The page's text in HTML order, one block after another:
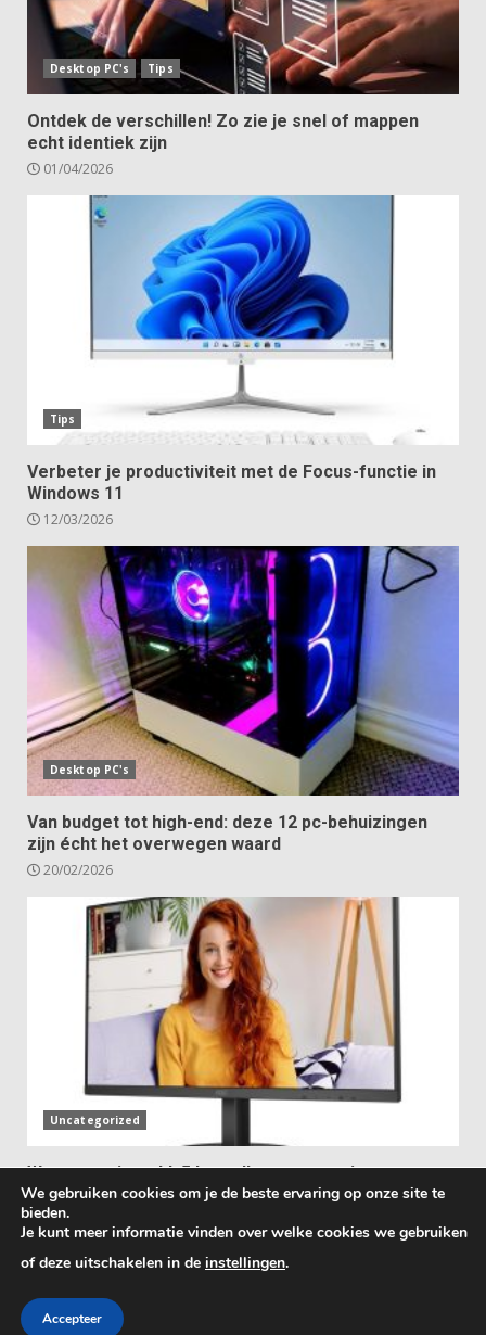
Desktop PC's Tips
Ontdek de verschillen! Zo zie je snel of mappen
echt identiek zijn
01/04/2026
Tips
Verbeter je productiviteit met de Focus-functie in
Windows 11
12/03/2026
Desktop PC's
Van budget tot high-end: deze 12 pc-behuizingen
zijn écht het overwegen waard
20/02/2026
Uncategorized
Waar voor je geld: 5 betaalbare pc-monitoren met
ingebouwde luidsprekers
31/01/2026
We gebruiken cookies om je de beste ervaring op onze site te
bieden.
Je kunt meer informatie vinden over welke cookies we gebruiken
of deze uitschakelen in de instellingen.
Accepteer